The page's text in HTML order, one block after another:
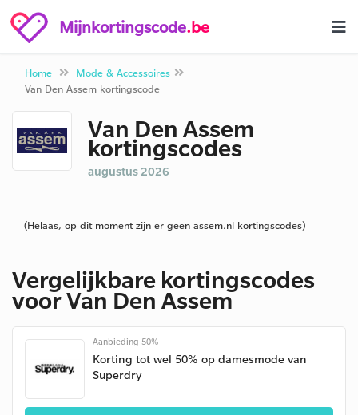
Mijnkortingscode.be
Home
Mode & Accessoires
Van Den Assem kortingscode
Van Den Assem
kortingscodes
augustus 2026
(Helaas, op dit moment zijn er geen assem.nl kortingscodes)
Vergelijkbare kortingscodes
voor Van Den Assem
Aanbieding 50%
Korting tot wel 50% op damesmode van
Superdry